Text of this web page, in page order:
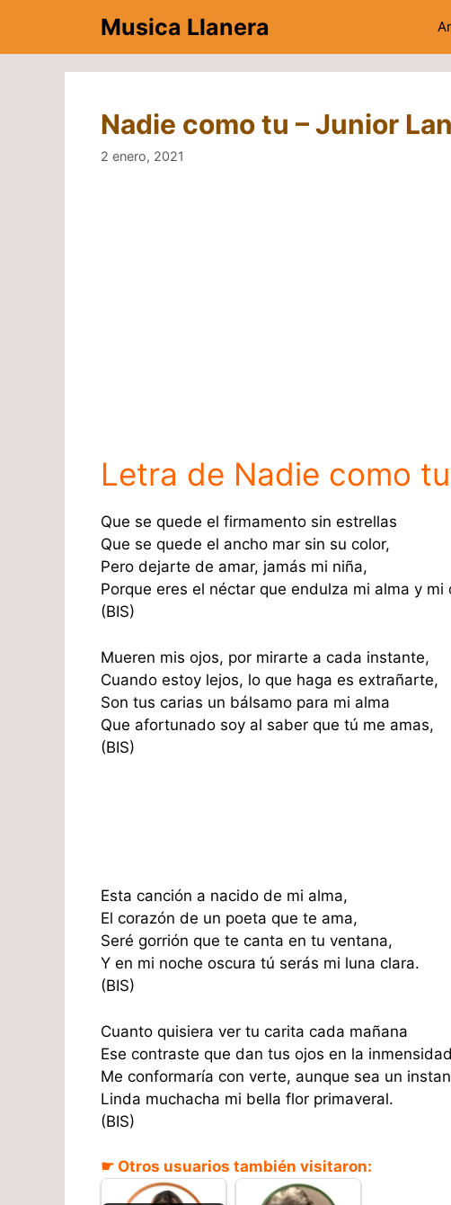
contenido
Musica Llanera
Nadie como tu – Junior
2 enero, 2021
Letra de Nadie como tu
Que se quede el firmamento sin estrellas
Que se quede el ancho mar sin su color,
Pero dejarte de amar, jamás mi niña,
Porque eres el néctar que endulza mi alma y mi
(BIS)
Mueren mis ojos, por mirarte a cada instante,
Cuando estoy lejos, lo que haga es extrañarte,
Son tus carias un bálsamo para mi alma
Que afortunado soy al saber que tú me amas,
(BIS)
Esta canción a nacido de mi alma,
El corazón de un poeta que te ama,
Seré gorrión que te canta en tu ventana,
Y en mi noche oscura tú serás mi luna clara.
(BIS)
Cuanto quisiera ver tu carita cada mañana
Ese contraste que dan tus ojos en la
Me conformaría con verte, aunque sea un
Linda muchacha mi bella flor primaveral.
(BIS)
☛ Otros usuarios también visitaron: